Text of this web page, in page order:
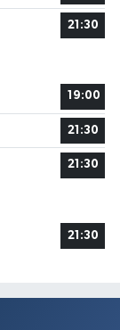
21:30
19:00
21:30
21:30
21:30